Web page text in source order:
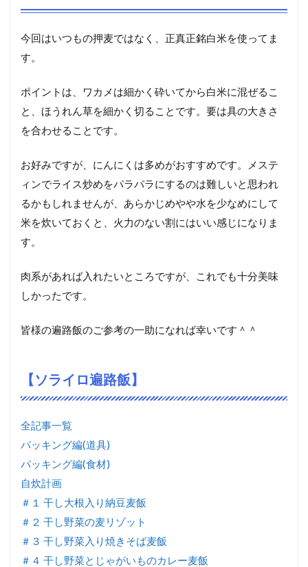
今回はいつもの押麦ではなく、正真正銘白米を使ってま
す。
ポイントは、ワカメは細かく砕いてから白米に混ぜるこ
と、ほうれん草を細かく切ることです。要は具の大きさ
を合わせることです。
お好みですが、にんにくは多めがおすすめです。メステ
ィンでライス炒めをパラパラにするのは難しいと思われ
るかもしれませんが、あらかじめやや水を少なめにして
米を炊いておくと、火力のない割にはいい感じになりま
す。
肉系があれば入れたいところですが、これでも十分美味
しかったです。
皆様の遍路飯のご参考の一助になれば幸いです＾＾
【ソライロ遍路飯】
全記事一覧
パッキング編(道具)
パッキング編(食材)
自炊計画
＃１ 干し大根入り納豆麦飯
＃２ 干し野菜の麦リゾット
＃３ 干し野菜入り焼きそば麦飯
＃４ 干し野菜とじゃがいものカレー麦飯